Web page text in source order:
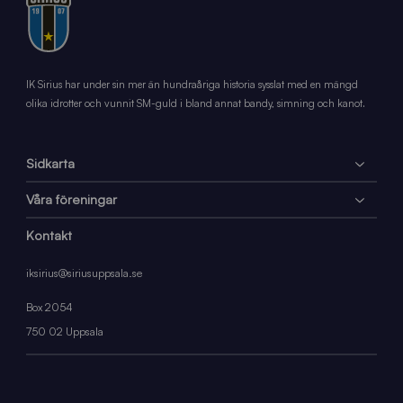
IK Sirius har under sin mer än hundraåriga historia sysslat med en mängd
olika idrotter och vunnit SM-guld i bland annat bandy, simning och kanot.
Sidkarta
Våra föreningar
Kontakt
iksirius@siriusuppsala.se
Box 2054
750 02 Uppsala